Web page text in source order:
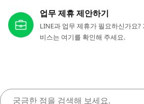
업무 제휴 제안하기
LINE과 업무 제휴가 필요하신가요?
비스는 여기를 확인해 주세요.